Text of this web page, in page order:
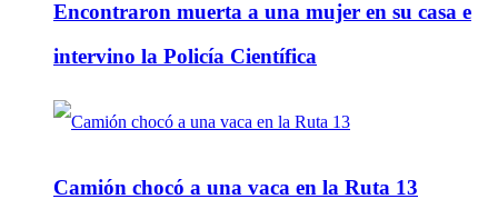
Encontraron muerta a una mujer en su casa e
intervino la Policía Científica
Camión chocó a una vaca en la Ruta 13